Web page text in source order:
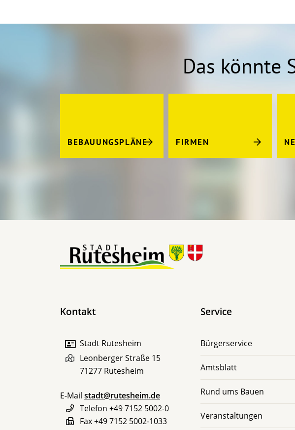
Das könnte
BEBAUUNGSPLÄNE FIRMEN
Kontakt
Stadt Rutesheim
Leonberger Straße 15
71277 Rutesheim
E-Mail stadt@rutesheim.de
Telefon +49 7152 5002-0
Fax+49 7152 5002-1033
Service
Bürgerservice
Amtsblatt
Rund ums Bauen
Veranstaltungen